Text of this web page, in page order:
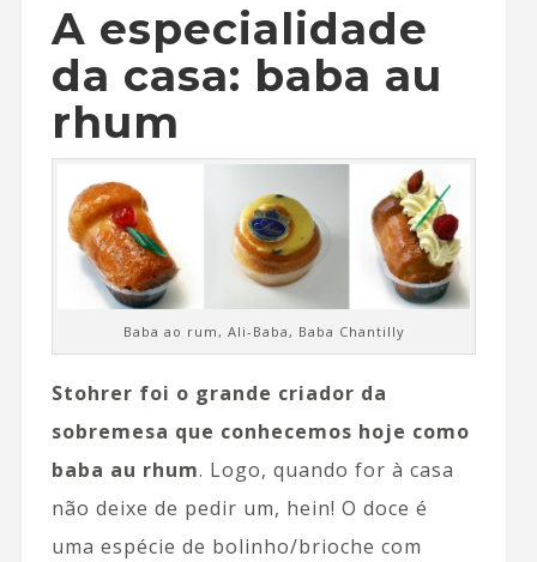
A especialidade
da casa: baba au
rhum
Baba ao rum, Ali-Baba, Baba Chantilly
Stohrer foi o grande criador da
sobremesa que conhecemos hoje como
baba au rhum. Logo, quando for à casa
não deixe de pedir um, hein! O doce é
uma espécie de bolinho/brioche com